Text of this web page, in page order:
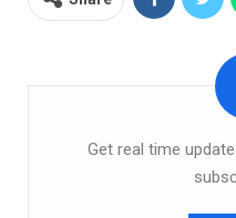
Get real time